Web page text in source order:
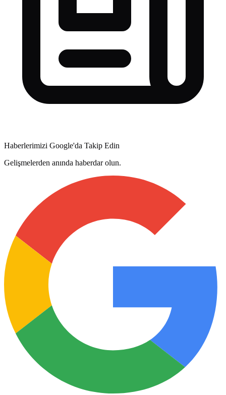
Haberlerimizi Google'da Takip Edin
Gelişmelerden anında haberdar olun.